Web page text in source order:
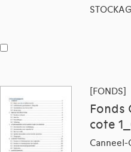
[FONDS]
Fonds
cote
Canneel-